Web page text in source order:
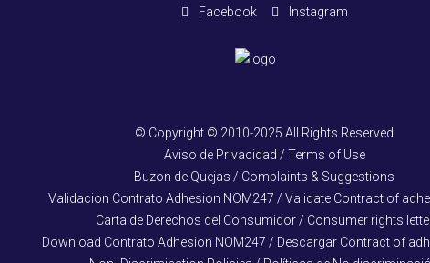
Facebook Instagram
© Copyright © 2010-2025 All Rights Reserved
Aviso de Privacidad / Terms of Use
Buzon de Quejas / Complaints & Suggestions
Validacion Contrato Adhesion NOM247 / Validate Contract of
Carta de Derechos del Consumidor / Consumer rights
Download Contrato Adhesion NOM247 / Descargar Contract of